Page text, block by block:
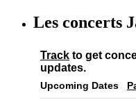
Les concerts
Track to get
updates.
Upcoming Dates